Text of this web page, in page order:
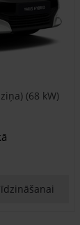
(68 kW)